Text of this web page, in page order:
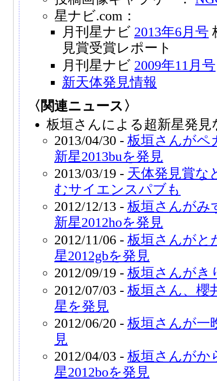
星ナビ.com：
月刊星ナビ 2013年6月号
見賞受賞レポート
月刊星ナビ 2009年11月号
新天体発見情報
〈関連ニュース〉
板垣さんによる超新星発見
2013/04/30 - 板垣さんがペ
新星2013buを発見
2013/03/19 - 天体発見賞
むサイエンスパブも
2012/12/13 - 板垣さんがみ
新星2012hoを発見
2012/11/06 - 板垣さんがと
星2012gbを発見
2012/09/19 - 板垣さんがき
2012/07/03 - 板垣さん、櫻
星を発見
2012/06/20 - 板垣さんが一
見
2012/04/03 - 板垣さんがか
星2012boを発見